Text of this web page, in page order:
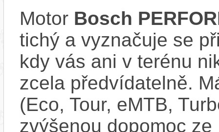
Motor Bosch
tichý a vyznačuje se
kdy vás ani v terénu
zcela předvídatelně.
(Eco, Tour, eMTB,
zvýšenou dopomoc